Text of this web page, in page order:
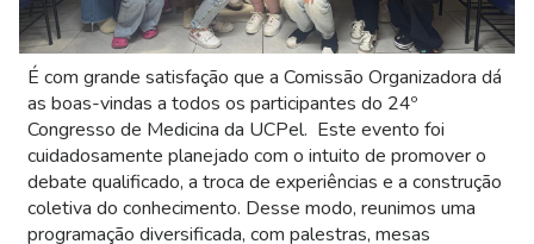
É com grande satisfação que a Comissão Organizadora dá
as boas-vindas a todos os participantes do 24º
Congresso de Medicina da UCPel. Este evento foi
cuidadosamente planejado com o intuito de promover o
debate qualificado, a troca de experiências e a construção
coletiva do conhecimento. Desse modo, reunimos uma
programação diversificada, com palestras, mesas